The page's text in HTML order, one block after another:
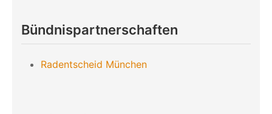
Bündnispartnerschaften
Radentscheid München